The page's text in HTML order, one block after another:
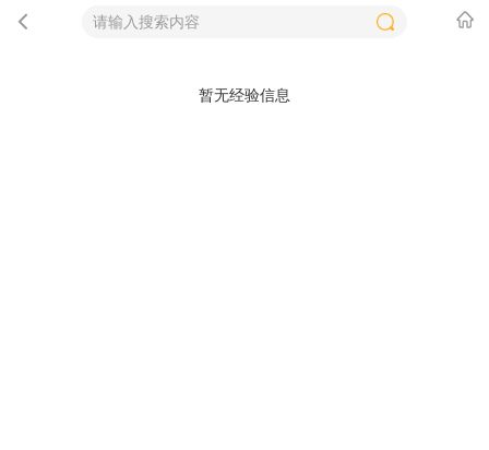
暂无经验信息